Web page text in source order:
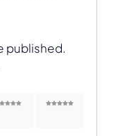
published.
4 of 5 5 of 5